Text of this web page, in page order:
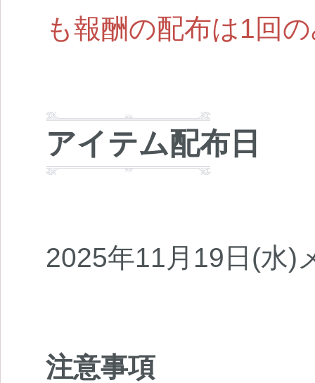
も報酬の配布は1回
アイテム配布日
2025年11月19日(水)
注意事項